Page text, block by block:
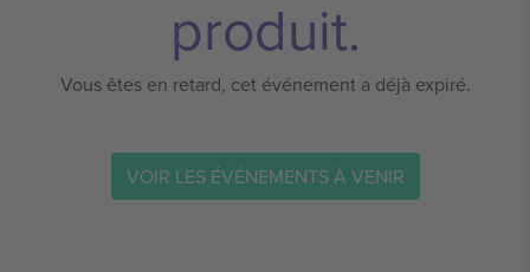
produit.
Vous êtes en retard, cet événement a déjà expiré.
VOIR LES ÉVÉNEMENTS À VENIR